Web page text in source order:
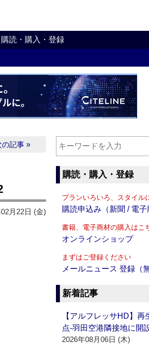
購読・購入・登録
の記事 »
月22日 (金)
購読・購入・登録
プランいろいろ、スタイル
購読申込み（新聞 / 電子
書籍、電子商材の購入はこ
オンラインショップ
まずはご登録ください
メールニュース 登録（
新着記事
【アルフレッサHD】
点‐羽田空港隣接地に開
2026年08月06日 (木)